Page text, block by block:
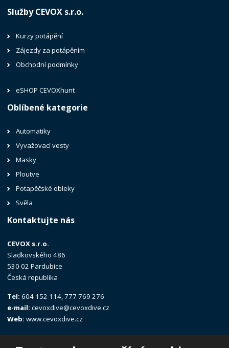
Služby CEVOX s.r.o.
Kurzy potápění
Zájezdy za potápěním
Obchodní podmínky
eSHOP CEVOXhunt
Oblíbené kategorie
Automatiky
Vyvažovací vesty
Masky
Ploutve
Potapěčské obleky
Svěla
Kontaktujte nás
CEVOX s.r.o.
Sladkovského 486
530 02 Pardubice
Česká republika
Tel:604 152 114, 777 769 276
e-mail: cevoxdive@cevoxdive.cz
Web: www.cevoxdive.cz